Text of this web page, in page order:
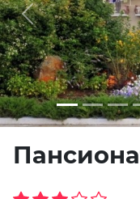
Previous